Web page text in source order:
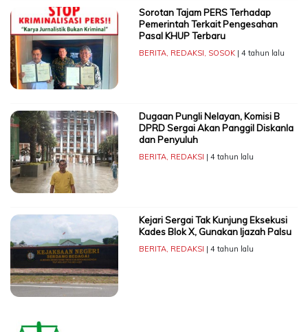
Sorotan Tajam PERS Terhadap
Pemerintah Terkait Pengesahan
Pasal KHUP Terbaru
BERITA, REDAKSI SOSOK| 4 tahun lalu
Dugaan Pungli Nelayan, Komisi B
DPRD Sergai Akan Panggil Diskanla
dan Penyuluh
BERITA, REDAKSI | 4 tahun lalu
Kejari Sergai Tak Kunjung Eksekusi
Kades Blok X, Gunakan Ijazah Palsu
BERITA, REDAKSI | 4 tahun lalu